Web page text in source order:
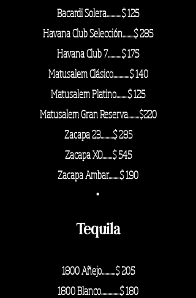
Bacardi Solera............$ 125
Havana Club Selección.........$ 285
Havana Club 7...........$ 175
Matusalem Clásico.............$ 140
Matusalem Platino.........$ 125
Matusalem Gran Reserva.........$220
Zacapa 23..........$ 285
Zacapa XO........$ 545
Zacapa Ambar.........$ 190
·
Tequila
1800 Añejo...........$ 205
1800 Blanco...............$ 180